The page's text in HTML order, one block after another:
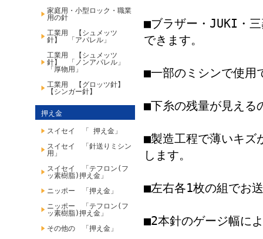
家庭用・小型ロック・職業
用の針
工業用 【シュメッツ
針】 「アパレル」
工業用 【シュメッツ
針】 「ノンアパレル」
「厚物用」
工業用 【グロッツ針】
【シンガー針】
押え金
スイセイ 「 押え金」
スイセイ 「針送りミシン
用」
スイセイ 「テフロン(フ
ッ素樹脂)押え金」
ニッポー 「押え金」
ニッポー 「テフロン(フ
ッ素樹脂)押え金」
その他の 「押え金」
■ブラザー・JUKI・
できます。
■一部のミシンで使用
■下糸の残量が見える
■製造工程で薄いキズ
します。
■左右各1枚の組でお
■2本針のゲージ幅に